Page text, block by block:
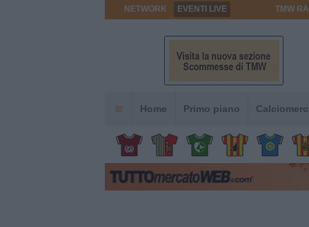
NETWORK EVENTI LIVE TMW
Home Primo piano